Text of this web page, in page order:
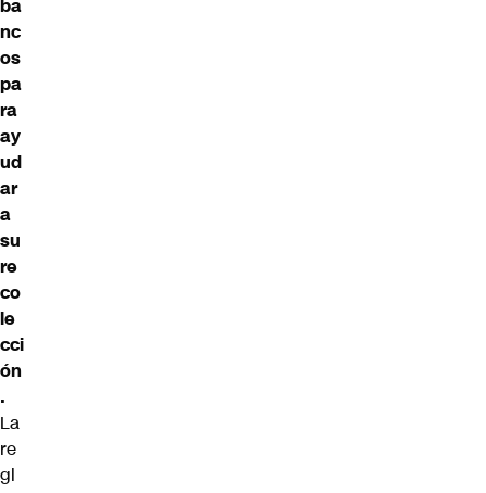
ba
nc
os
pa
ra
ay
ud
ar
a
su
re
co
le
cci
ón
.
La
re
gl